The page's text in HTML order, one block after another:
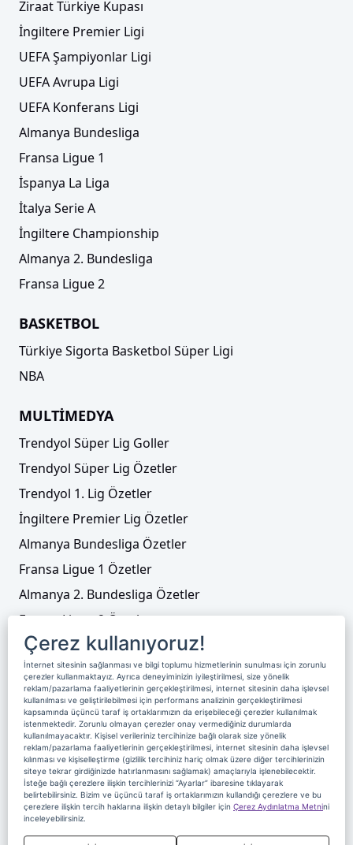
Ziraat Türkiye Kupası
İngiltere Premier Ligi
UEFA Şampiyonlar Ligi
UEFA Avrupa Ligi
UEFA Konferans Ligi
Almanya Bundesliga
Fransa Ligue 1
İspanya La Liga
İtalya Serie A
İngiltere Championship
Almanya 2. Bundesliga
Fransa Ligue 2
BASKETBOL
Türkiye Sigorta Basketbol Süper Ligi
NBA
MULTİMEDYA
Trendyol Süper Lig Goller
Trendyol Süper Lig Özetler
Trendyol 1. Lig Özetler
İngiltere Premier Lig Özetler
Almanya Bundesliga Özetler
Fransa Ligue 1 Özetler
Almanya 2. Bundesliga Özetler
Fransa Ligue 2 Özetler
Tenis
Video Liste
Foto Galeriler
Üyelik Yayın Akışı Reklam
Site Sözleşmesi
Künye ve İletişim
Çerez Politikası
Çerez Yönetimi
Veri Sahibi Başvuru Formu
Nereden İzlerim
Copyright 2020 Digiturk Bu siteyi kullanarak sözleşmeyi kabul etmiş
Çerez kullanıyoruz!
İnternet sitesinin sağlanması ve bilgi toplumu hizmetlerinin sunulması için zorunlu
çerezler kullanmaktayız. Ayrıca deneyiminizin iyileştirilmesi, size yönelik
reklam/pazarlama faaliyetlerinin gerçekleştirilmesi, internet sitesinin daha işlevsel
kullanılması ve geliştirilebilmesi için performans analizinin gerçekleştirilmesi
kapsamında üçüncü taraf iş ortaklarımızın da erişebileceği çerezler kullanılmak
istenmektedir. Zorunlu olmayan çerezler onay vermediğiniz durumlarda
kullanılmayacaktır. Kişisel verileriniz tercihinize bağlı olarak size yönelik
reklam/pazarlama faaliyetlerinin gerçekleştirilmesi, internet sitesinin daha işlevsel
kılınması ve kişiselleştirme (gizlilik tercihiniz hariç olmak üzere diğer tercihlerinizin
siteye tekrar girdiğinizde hatırlanmasını sağlamak) amaçlarıyla işlenebilecektir.
İsteğe bağlı çerezlere ilişkin tercihlerinizi “Ayarlar” ibaresine tıklayarak
belirtebilirsiniz. Bizim ve üçüncü taraf iş ortaklarımızın kullandığı çerezlere ve bu
çerezlere ilişkin tercih haklarına ilişkin detaylı bilgiler için Çerez Aydınlatma Metnini
inceleyebilirsiniz.